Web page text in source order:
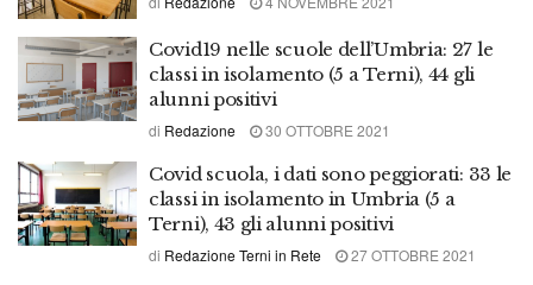
Covid19 nelle scuole dell’Umbria: 27 le
classi in isolamento (5 a Terni), 44 gli
alunni positivi
di Redazione 30 OTTOBRE 2021
Covid scuola, i dati sono peggiorati: 33 le
classi in isolamento in Umbria (5 a
Terni), 43 gli alunni positivi
di Redazione Terni in Rete 27 OTTOBRE 2021